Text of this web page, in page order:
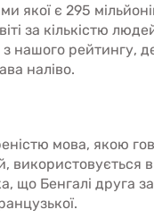
якої є 295
за кількістю
нашого рейтингу,
наліво.
мова, якою
використовується
що Бенгалі друга